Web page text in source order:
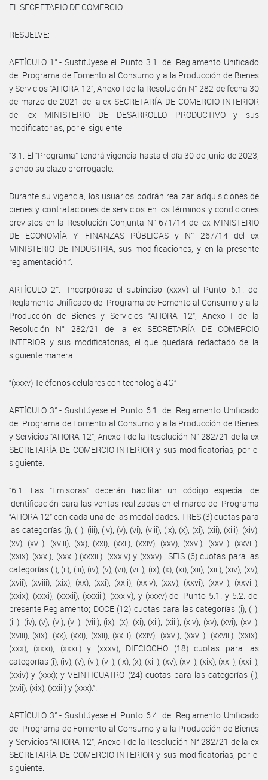
EL SECRETARIO DE COMERCIO
RESUELVE:
ARTÍCULO 1°.- Sustitúyese el Punto 3.1. del Reglamento Unificado
del Programa de Fomento al Consumo y a la Producción de Bienes
y Servicios “AHORA 12”, Anexo I de la Resolución N° 282 de fecha 30
de marzo de 2021 de la ex SECRETARÍA DE COMERCIO INTERIOR
del ex MINISTERIO DE DESARROLLO PRODUCTIVO y sus
modificatorias, por el siguiente:
“3.1. El “Programa” tendrá vigencia hasta el día 30 de junio de 2023,
siendo su plazo prorrogable.
Durante su vigencia, los usuarios podrán realizar adquisiciones de
bienes y contrataciones de servicios en los términos y condiciones
previstos en la Resolución Conjunta N° 671/14 del ex MINISTERIO
DE ECONOMÍA Y FINANZAS PÚBLICAS y N° 267/14 del ex
MINISTERIO DE INDUSTRIA, sus modificaciones, y en la presente
reglamentación.”.
ARTÍCULO 2°.- Incorpórase el subinciso (xxxv) al Punto 5.1. del
Reglamento Unificado del Programa de Fomento al Consumo y a la
Producción de Bienes y Servicios “AHORA 12”, Anexo I de la
Resolución N° 282/21 de la ex SECRETARÍA DE COMERCIO
INTERIOR y sus modificatorias, el que quedará redactado de la
siguiente manera:
“(xxxv) Teléfonos celulares con tecnología 4G”
ARTÍCULO 3°.- Sustitúyese el Punto 6.1. del Reglamento Unificado
del Programa de Fomento al Consumo y a la Producción de Bienes
y Servicios “AHORA 12”, Anexo I de la Resolución N° 282/21 de la ex
SECRETARÍA DE COMERCIO INTERIOR y sus modificatorias, por el
siguiente:
“6.1. Las “Emisoras” deberán habilitar un código especial de
identificación para las ventas realizadas en el marco del Programa
“AHORA 12” con cada una de las modalidades: TRES (3) cuotas para
las categorías (i), (ii), (iii), (iv), (v), (vi), (viii), (ix), (x), (xi), (xii), (xiii), (xiv),
(xv), (xvii), (xviii), (xx), (xxi), (xxii), (xxiv), (xxv), (xxvi), (xxvii), (xxviii),
(xxix), (xxxi), (xxxii) (xxxiii), (xxxiv) y (xxxv) ; SEIS (6) cuotas para las
categorías (i), (ii), (iii), (iv), (v), (vi), (viii), (ix), (x), (xi), (xii), (xiii), (xiv), (xv),
(xvii), (xviii), (xix), (xx), (xxi), (xxii), (xxiv), (xxv), (xxvi), (xxvii), (xxviii),
(xxix), (xxxi), (xxxii), (xxxiii), (xxxiv), y (xxxv) del Punto 5.1. y 5.2. del
presente Reglamento; DOCE (12) cuotas para las categorías (i), (ii),
(iii), (iv), (v), (vi), (vii), (viii), (ix), (x), (xi), (xii), (xiii), (xiv), (xv), (xvi), (xvii),
(xviii), (xix), (xx), (xxi), (xxii), (xxiii), (xxiv), (xxvi), (xxvii), (xxviii), (xxix),
(xxx), (xxxi), (xxxii) y (xxxv); DIECIOCHO (18) cuotas para las
categorías (i), (iv), (v), (vi), (vii), (ix), (x), (xiii), (xv), (xvii), (xix), (xxii), (xxiii),
(xxiv) y (xxx); y VEINTICUATRO (24) cuotas para las categorías (i),
(xvii), (xix), (xxiii) y (xxx).”.
ARTÍCULO 3°.- Sustitúyese el Punto 6.4. del Reglamento Unificado
del Programa de Fomento al Consumo y a la Producción de Bienes
y Servicios “AHORA 12”, Anexo I de la Resolución N° 282/21 de la ex
SECRETARÍA DE COMERCIO INTERIOR y sus modificatorias, por el
siguiente: